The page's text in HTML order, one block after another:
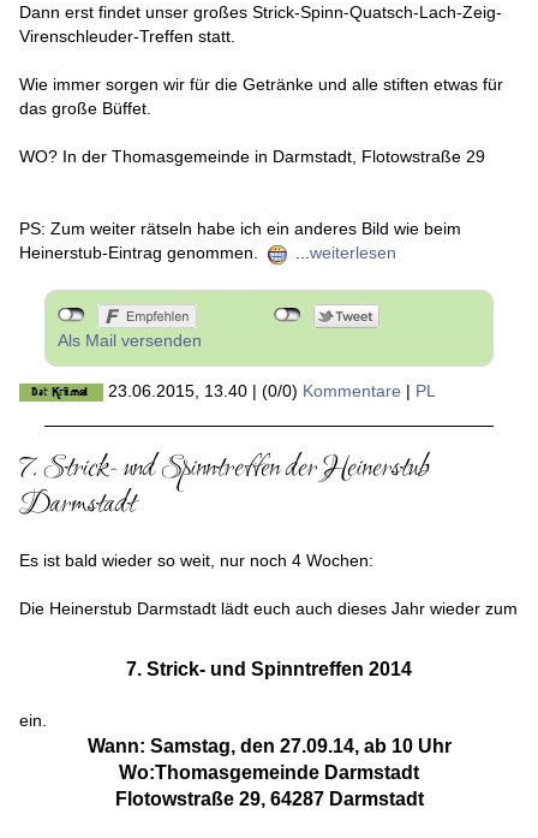
Dann erst findet unser großes Strick-Spinn-Quatsch-Lach-Zeig-
Virenschleuder-Treffen statt.
Wie immer sorgen wir für die Getränke und alle stiften etwas für
das große Büffet.
WO? In der Thomasgemeinde in Darmstadt, Flotowstraße 29
PS: Zum weiter rätseln habe ich ein anderes Bild wie beim
Heinerstub-Eintrag genommen.
...weiterlesen
Als Mail versenden
23.06.2015, 13.40 | (0/0) Kommentare | PL
7. Strick- und Spinntreffen der Heinerstub
Darmstadt
Es ist bald wieder so weit, nur noch 4 Wochen:
Die Heinerstub Darmstadt lädt euch auch dieses Jahr wieder zum
7. Strick- und Spinntreffen 2014
ein.
Wann: Samstag, den 27.09.14, ab 10 Uhr
Wo:Thomasgemeinde Darmstadt
Flotowstraße 29, 64287 Darmstadt